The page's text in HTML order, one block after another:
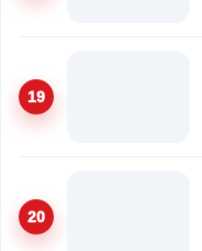
19
20